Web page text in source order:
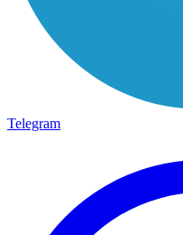
Telegram